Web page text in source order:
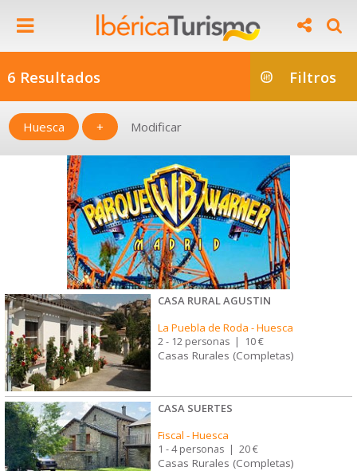
6 Resultados Filtros
Huesca + Modificar
CASA RURAL AGUSTIN
La Puebla de Roda -Huesca
2 - 12 personas | 10 €
Casas Rurales (Completas)
CASA SUERTES
Fiscal -Huesca
1 - 4 personas | 20 €
Casas Rurales (Completas)